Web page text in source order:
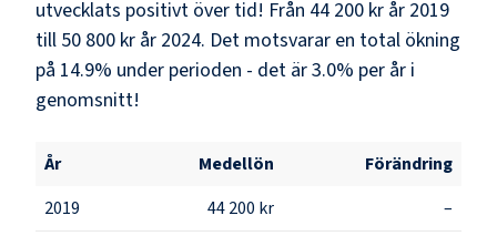
utvecklats positivt över tid! Från 44 200 kr år 2019
till 50 800 kr år 2024. Det motsvarar en total ökning
på 14.9% under perioden - det är 3.0% per år i
genomsnitt!
År Medellön
Förändring
2019
44 200 kr
–